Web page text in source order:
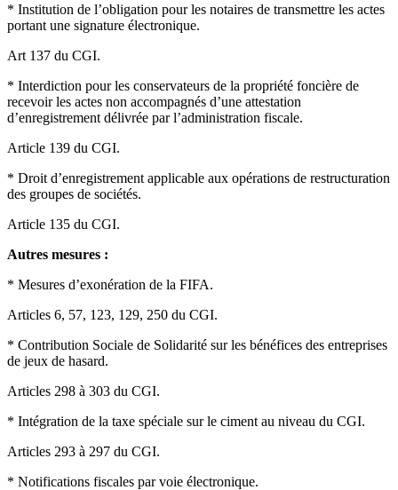
* Institution de l’obligation pour les notaires de transmettre les actes
portant une signature électronique.
Art 137 du CGI.
* Interdiction pour les conservateurs de la propriété foncière de
recevoir les actes non accompagnés d’une attestation
d’enregistrement délivrée par l’administration fiscale.
Article 139 du CGI.
* Droit d’enregistrement applicable aux opérations de restructuration
des groupes de sociétés.
Article 135 du CGI.
Autres mesures :
* Mesures d’exonération de la FIFA.
Articles 6, 57, 123, 129, 250 du CGI.
* Contribution Sociale de Solidarité sur les bénéfices des entreprises
de jeux de hasard.
Articles 298 à 303 du CGI.
* Intégration de la taxe spéciale sur le ciment au niveau du CGI.
Articles 293 à 297 du CGI.
* Notifications fiscales par voie électronique.